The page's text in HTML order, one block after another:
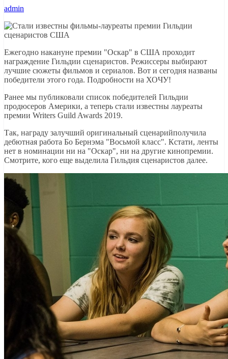
admin
Ежегодно накануне премии "Оскар" в США проходит
награждение Гильдии сценаристов. Режиссеры выбирают
лучшие сюжеты фильмов и сериалов. Вот и сегодня названы
победители этого года. Подробности на ХОЧУ!
Ранее мы публиковали список победителей Гильдии
продюсеров Америки, а теперь стали известны лауреаты
премии Writers Guild Awards 2019.
Так, награду залучший оригинальный сценарийполучила
дебютная работа Бо Бернэма "Восьмой класс". Кстати, ленты
нет в номинации ни на "Оскар", ни на другие кинопремии.
Смотрите, кого еще выделила Гильдия сценаристов далее.